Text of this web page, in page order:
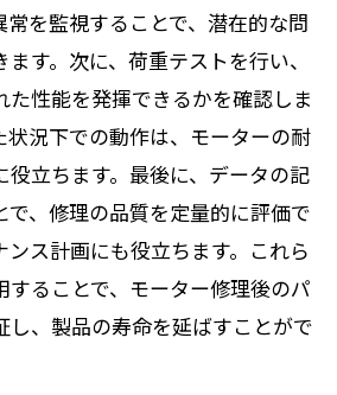
を監視することで、潜在的な問
す。次に、荷重テストを行い、
た性能を発揮できるかを確認しま
状況下での動作は、モーターの耐
役立ちます。最後に、データの記
で、修理の品質を定量的に評価で
ンス計画にも役立ちます。これら
することで、モーター修理後のパ
し、製品の寿命を延ばすことがで